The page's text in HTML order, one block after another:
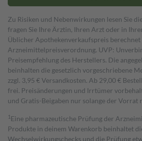
Zu Risiken und Nebenwirkungen lesen Sie
fragen Sie Ihre Ärztin, Ihren Arzt oder in
Üblicher Apothekenverkaufspreis berechnet
Arzneimittelpreisverordnung. UVP:
Preisempfehlung des Herstellers. Die
beinhalten die gesetzlich vorgeschriebene
zzgl. 3,95 € Versandkosten. Ab 29,00 €
frei. Preisänderungen und Irrtümer
und Gratis-Beigaben nur solange der Vorrat
1 Eine pharmazeutische Prüfung der
Produkte in deinem Warenkorb beinhaltet
Wechselwirkungschecks und die Prüfung